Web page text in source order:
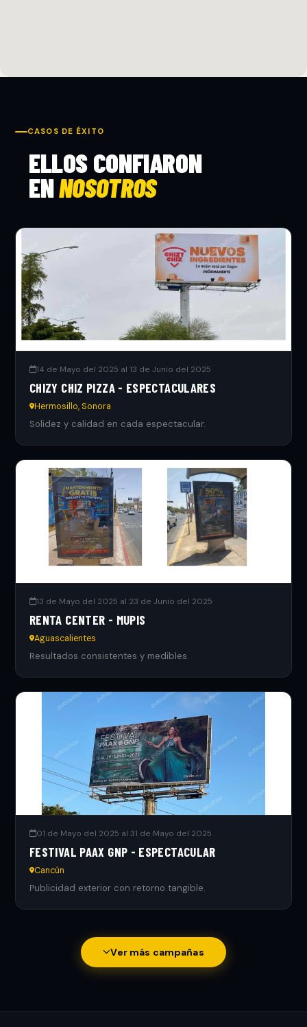
CASOS DE ÉXITO
ELLOS CONFIARON
ENNOSOTROS
14 de Mayo del 2025 al 13 de Junio del 2025
CHIZY CHIZ PIZZA - ESPECTACULARES
Hermosillo, Sonora
Solidez y calidad en cada espectacular.
13 de Mayo del 2025 al 23 de Junio del 2025
RENTA CENTER - MUPIS
Aguascalientes
Resultados consistentes y medibles.
01 de Mayo del 2025 al 31 de Mayo del 2025
FESTIVAL PAAX GNP - ESPECTACULAR
Cancún
Publicidad exterior con retorno tangible.
Ver más campañas